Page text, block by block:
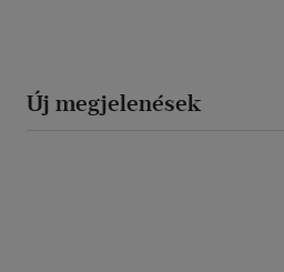
Új megjelenések